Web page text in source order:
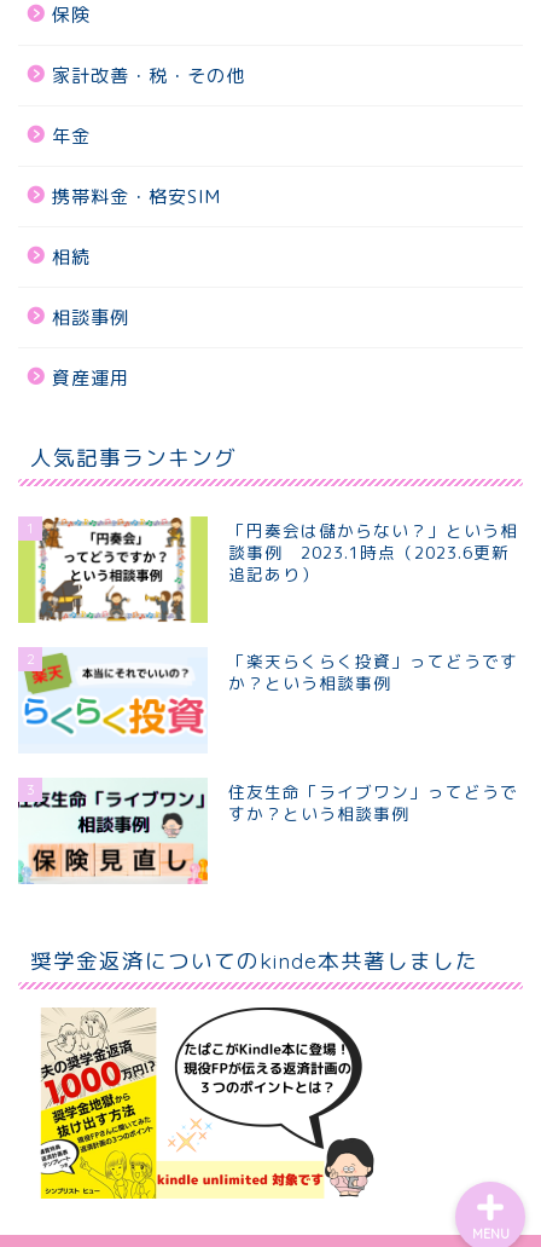
保険
家計改善・税・その他
年金
携帯料金・格安SIM
相続
相談事例
資産運用
人気記事ランキング
1
「円奏会は儲からない？」という相
談事例 2023.1時点（2023.6更新
追記あり）
2
「楽天らくらく投資」ってどうです
か？という相談事例
3
住友生命「ライブワン」ってどうで
すか？という相談事例
奨学金返済についてのkinde本共著しました
MENU
お問い合わせ